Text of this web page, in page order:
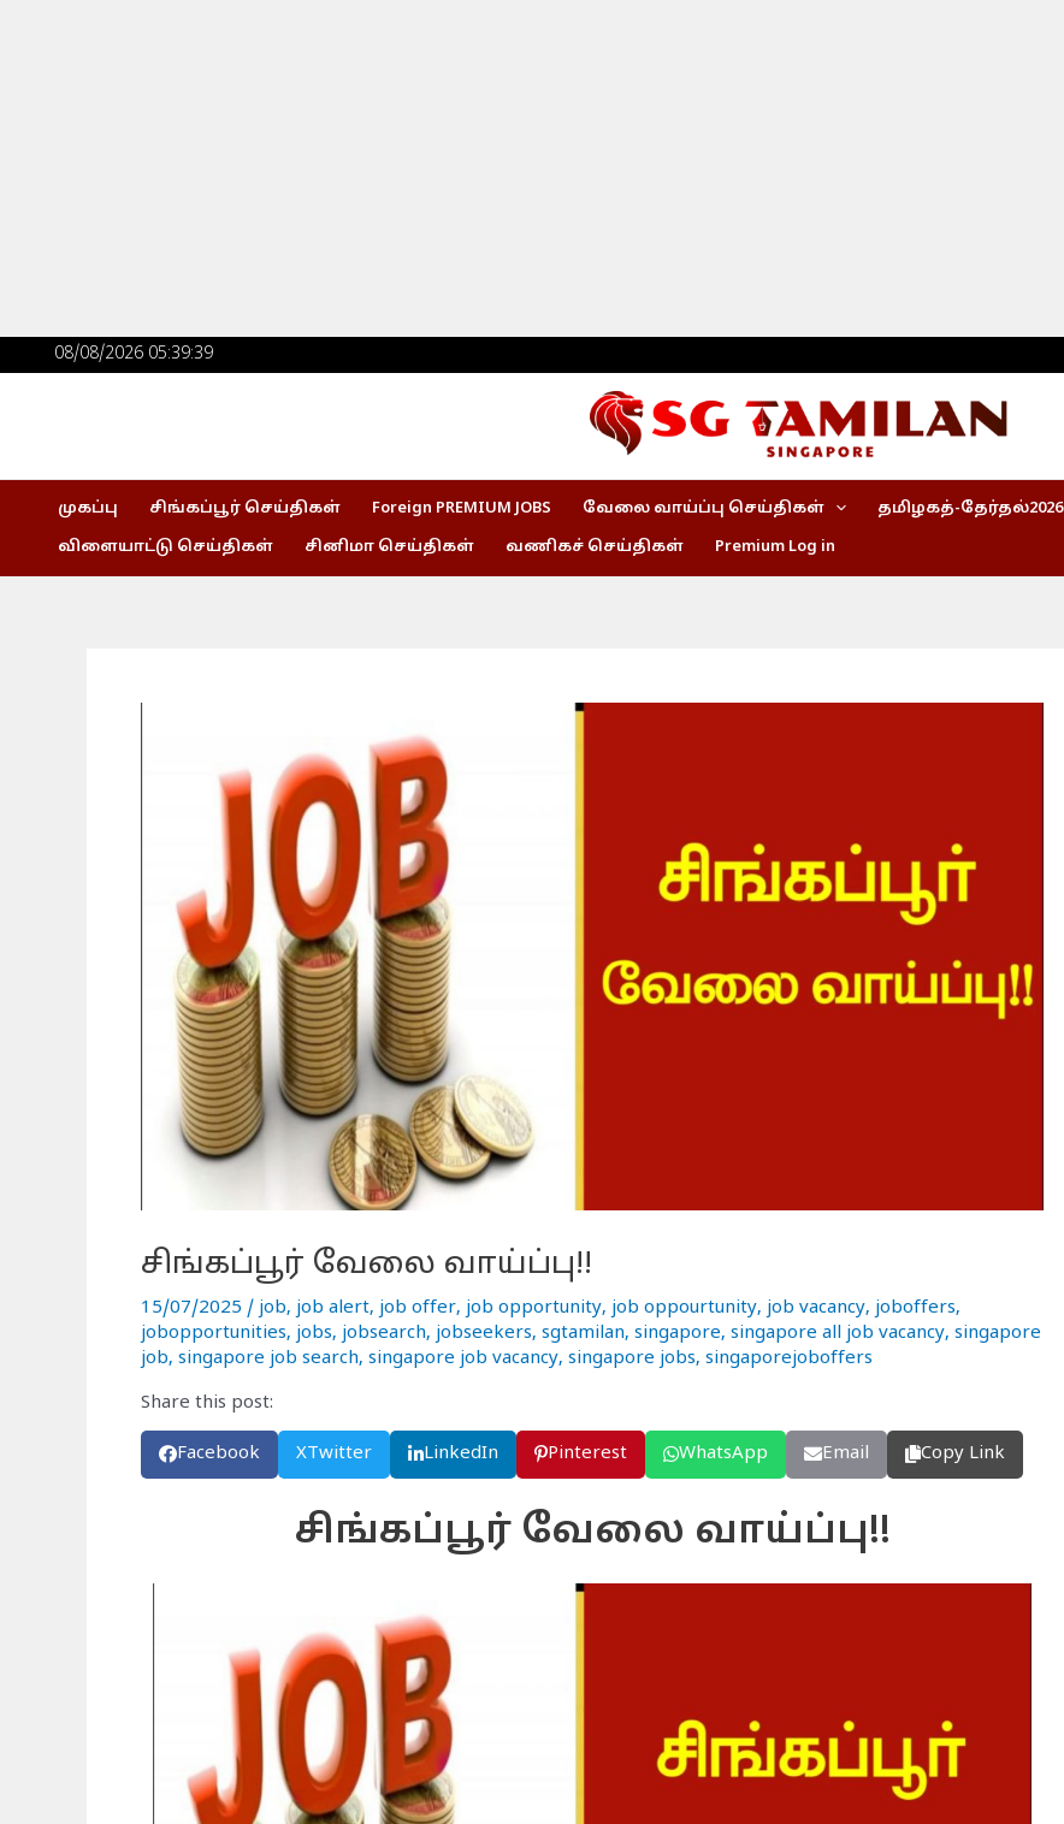
08/08/2026 05:39:40
முகப்பு சிங்கப்பூர் செய்திகள் Foreign PREMIUM JOBS வேலை வாய்ப்பு செய்திகள் தமிழகத்-தேர்தல்2026
விளையாட்டு செய்திகள்
சினிமா செய்திகள் வணிகச் செய்திகள் Premium Log in
சிங்கப்பூர் வேலை வாய்ப்பு!!
15/07/2025 / job, job alert, job offer, job opportunity, job oppourtunity, job vacancy, joboffers,
jobopportunities, jobs, jobsearch, jobseekers, sgtamilan, singapore, singapore all job vacancy, singapore
job, singapore job search, singapore job vacancy, singapore jobs, singaporejoboffers
Share this post:
Facebook XTwitter LinkedIn Pinterest WhatsApp Email Copy Link
சிங்கப்பூர் வேலை வாய்ப்பு!!
Post
navigation